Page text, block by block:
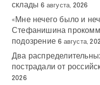
склады 6 августа, 2026
«Мне нечего было и
Стефанишина
подозрение 6 августа,
Два
пострадали от
2026